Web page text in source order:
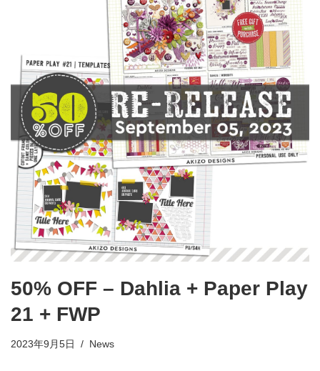
50% OFF – Dahlia + Paper Play
21 + FWP
2023年9月5日 News